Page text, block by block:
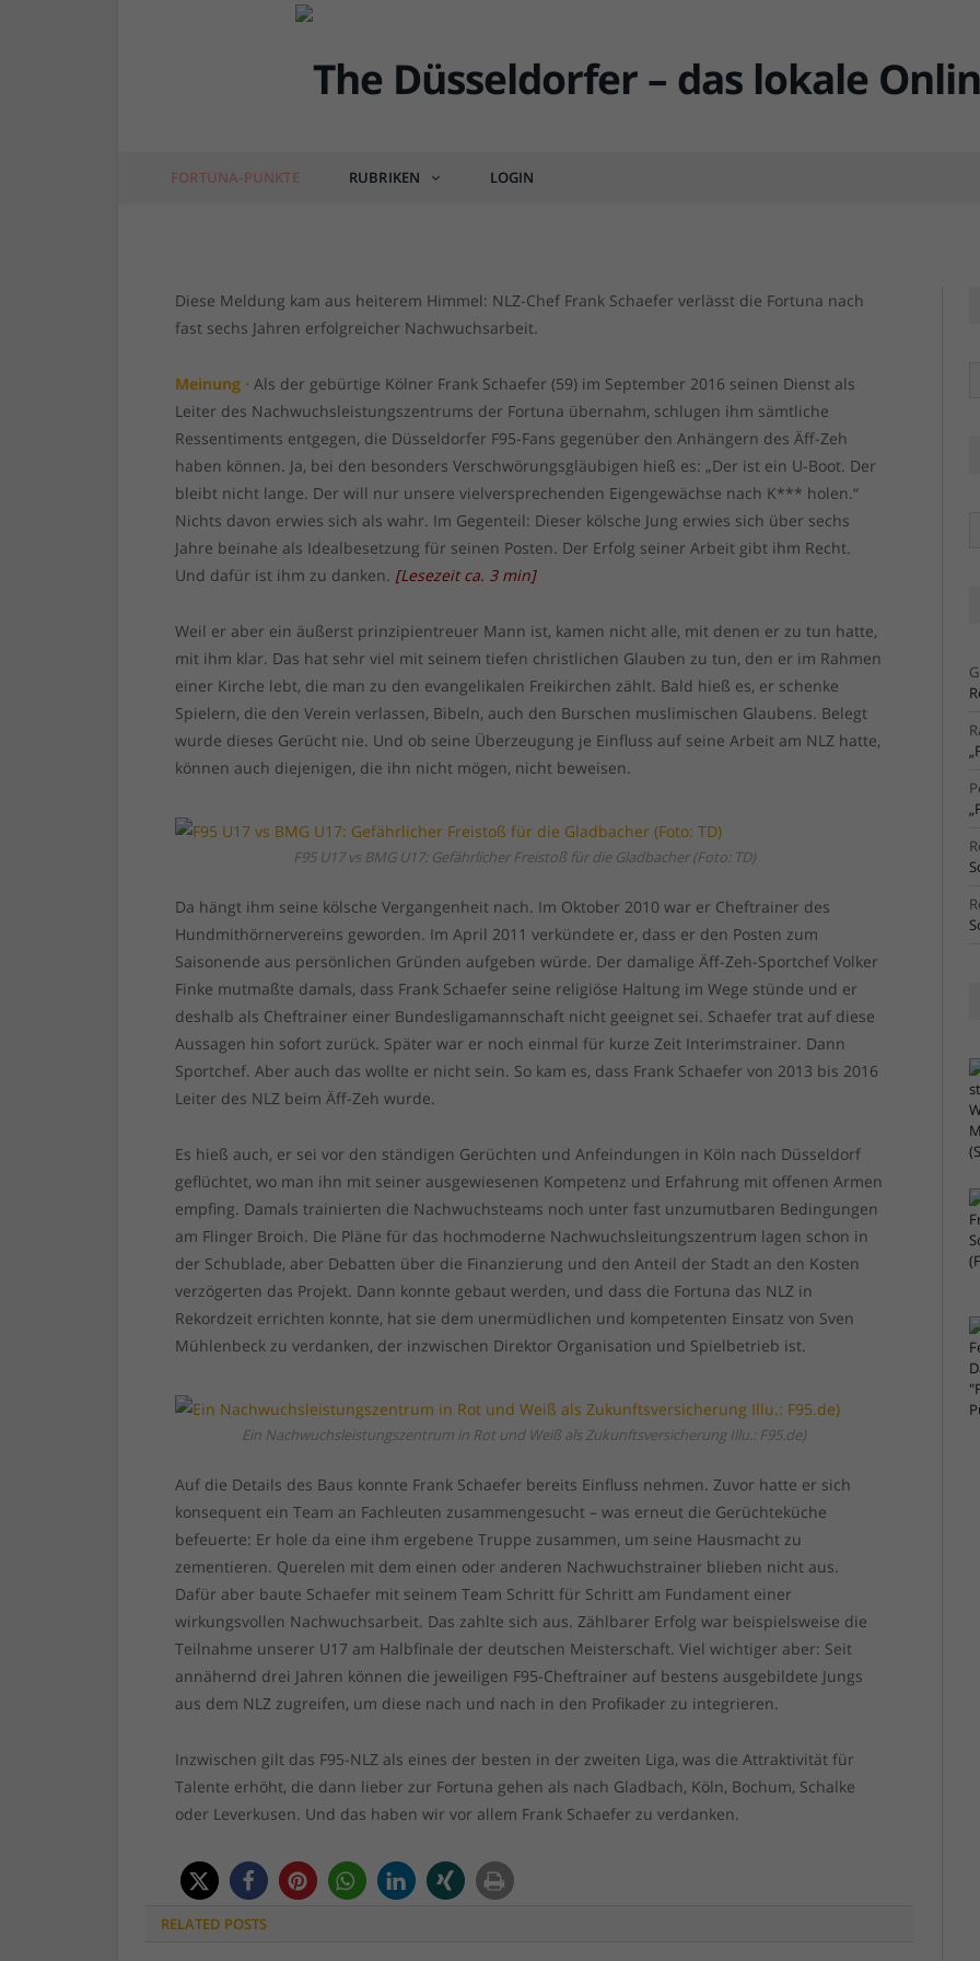
FORTUNA-PUNKTE RUBRIKEN LOGIN
NLZ-Chef verlässt die Fortuna – Danke, Frank
Diese Meldung kam aus heiterem Himmel: NLZ-Chef Frank Schaefer verlässt die Fortuna nach
fast sechs Jahren erfolgreicher Nachwuchsarbeit.
Meinung ·Als der gebürtige Kölner Frank Schaefer (59) im September 2016 seinen Dienst als
Leiter des Nachwuchsleistungszentrums der Fortuna übernahm, schlugen ihm sämtliche
Ressentiments entgegen, die Düsseldorfer F95-Fans gegenüber den Anhängern des Äff-Zeh
haben können. Ja, bei den besonders Verschwörungsgläubigen hieß es: „Der ist ein U-Boot. Der
bleibt nicht lange. Der will nur unsere vielversprechenden Eigengewächse nach K*** holen.“
Nichts davon erwies sich als wahr. Im Gegenteil: Dieser kölsche Jung erwies sich über sechs
Jahre beinahe als Idealbesetzung für seinen Posten. Der Erfolg seiner Arbeit gibt ihm Recht.
Und dafür ist ihm zu danken. [Lesezeit ca. 3 min]
Weil er aber ein äußerst prinzipientreuer Mann ist, kamen nicht alle, mit denen er zu tun hatte,
mit ihm klar. Das hat sehr viel mit seinem tiefen christlichen Glauben zu tun, den er im Rahmen
einer Kirche lebt, die man zu den evangelikalen Freikirchen zählt. Bald hieß es, er schenke
Spielern, die den Verein verlassen, Bibeln, auch den Burschen muslimischen Glaubens. Belegt
wurde dieses Gerücht nie. Und ob seine Überzeugung je Einfluss auf seine Arbeit am NLZ hatte,
können auch diejenigen, die ihn nicht mögen, nicht beweisen.
F95 U17 vs BMG U17: Gefährlicher Freistoß für die Gladbacher (Foto: TD)
Da hängt ihm seine kölsche Vergangenheit nach. Im Oktober 2010 war er Cheftrainer des
Hundmithörnervereins geworden. Im April 2011 verkündete er, dass er den Posten zum
Saisonende aus persönlichen Gründen aufgeben würde. Der damalige Äff-Zeh-Sportchef Volker
Finke mutmaßte damals, dass Frank Schaefer seine religiöse Haltung im Wege stünde und er
deshalb als Cheftrainer einer Bundesligamannschaft nicht geeignet sei. Schaefer trat auf diese
Aussagen hin sofort zurück. Später war er noch einmal für kurze Zeit Interimstrainer. Dann
Sportchef. Aber auch das wollte er nicht sein. So kam es, dass Frank Schaefer von 2013 bis 2016
Leiter des NLZ beim Äff-Zeh wurde.
Es hieß auch, er sei vor den ständigen Gerüchten und Anfeindungen in Köln nach Düsseldorf
geflüchtet, wo man ihn mit seiner ausgewiesenen Kompetenz und Erfahrung mit offenen Armen
empfing. Damals trainierten die Nachwuchsteams noch unter fast unzumutbaren Bedingungen
am Flinger Broich. Die Pläne für das hochmoderne Nachwuchsleitungszentrum lagen schon in
der Schublade, aber Debatten über die Finanzierung und den Anteil der Stadt an den Kosten
verzögerten das Projekt. Dann konnte gebaut werden, und dass die Fortuna das NLZ in
Rekordzeit errichten konnte, hat sie dem unermüdlichen und kompetenten Einsatz von Sven
Mühlenbeck zu verdanken, der inzwischen Direktor Organisation und Spielbetrieb ist.
Ein Nachwuchsleistungszentrum in Rot und Weiß als Zukunftsversicherung Illu.: F95.de)
Auf die Details des Baus konnte Frank Schaefer bereits Einfluss nehmen. Zuvor hatte er sich
konsequent ein Team an Fachleuten zusammengesucht – was erneut die Gerüchteküche
befeuerte: Er hole da eine ihm ergebene Truppe zusammen, um seine Hausmacht zu
zementieren. Querelen mit dem einen oder anderen Nachwuchstrainer blieben nicht aus.
Dafür aber baute Schaefer mit seinem Team Schritt für Schritt am Fundament einer
wirkungsvollen Nachwuchsarbeit. Das zahlte sich aus. Zählbarer Erfolg war beispielsweise die
Teilnahme unserer U17 am Halbfinale der deutschen Meisterschaft. Viel wichtiger aber: Seit
annähernd drei Jahren können die jeweiligen F95-Cheftrainer auf bestens ausgebildete Jungs
aus dem NLZ zugreifen, um diese nach und nach in den Profikader zu integrieren.
Inzwischen gilt das F95-NLZ als eines der besten in der zweiten Liga, was die Attraktivität für
Talente erhöht, die dann lieber zur Fortuna gehen als nach Gladbach, Köln, Bochum, Schalke
oder Leverkusen. Und das haben wir vor allem Frank Schaefer zu verdanken.
RELATED POSTS